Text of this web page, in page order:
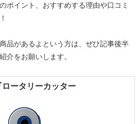
ポイント、おすすめする理由や口コミ
品があるよという方は、ぜひ記事後半
介をお願いします。
ータリーカッター